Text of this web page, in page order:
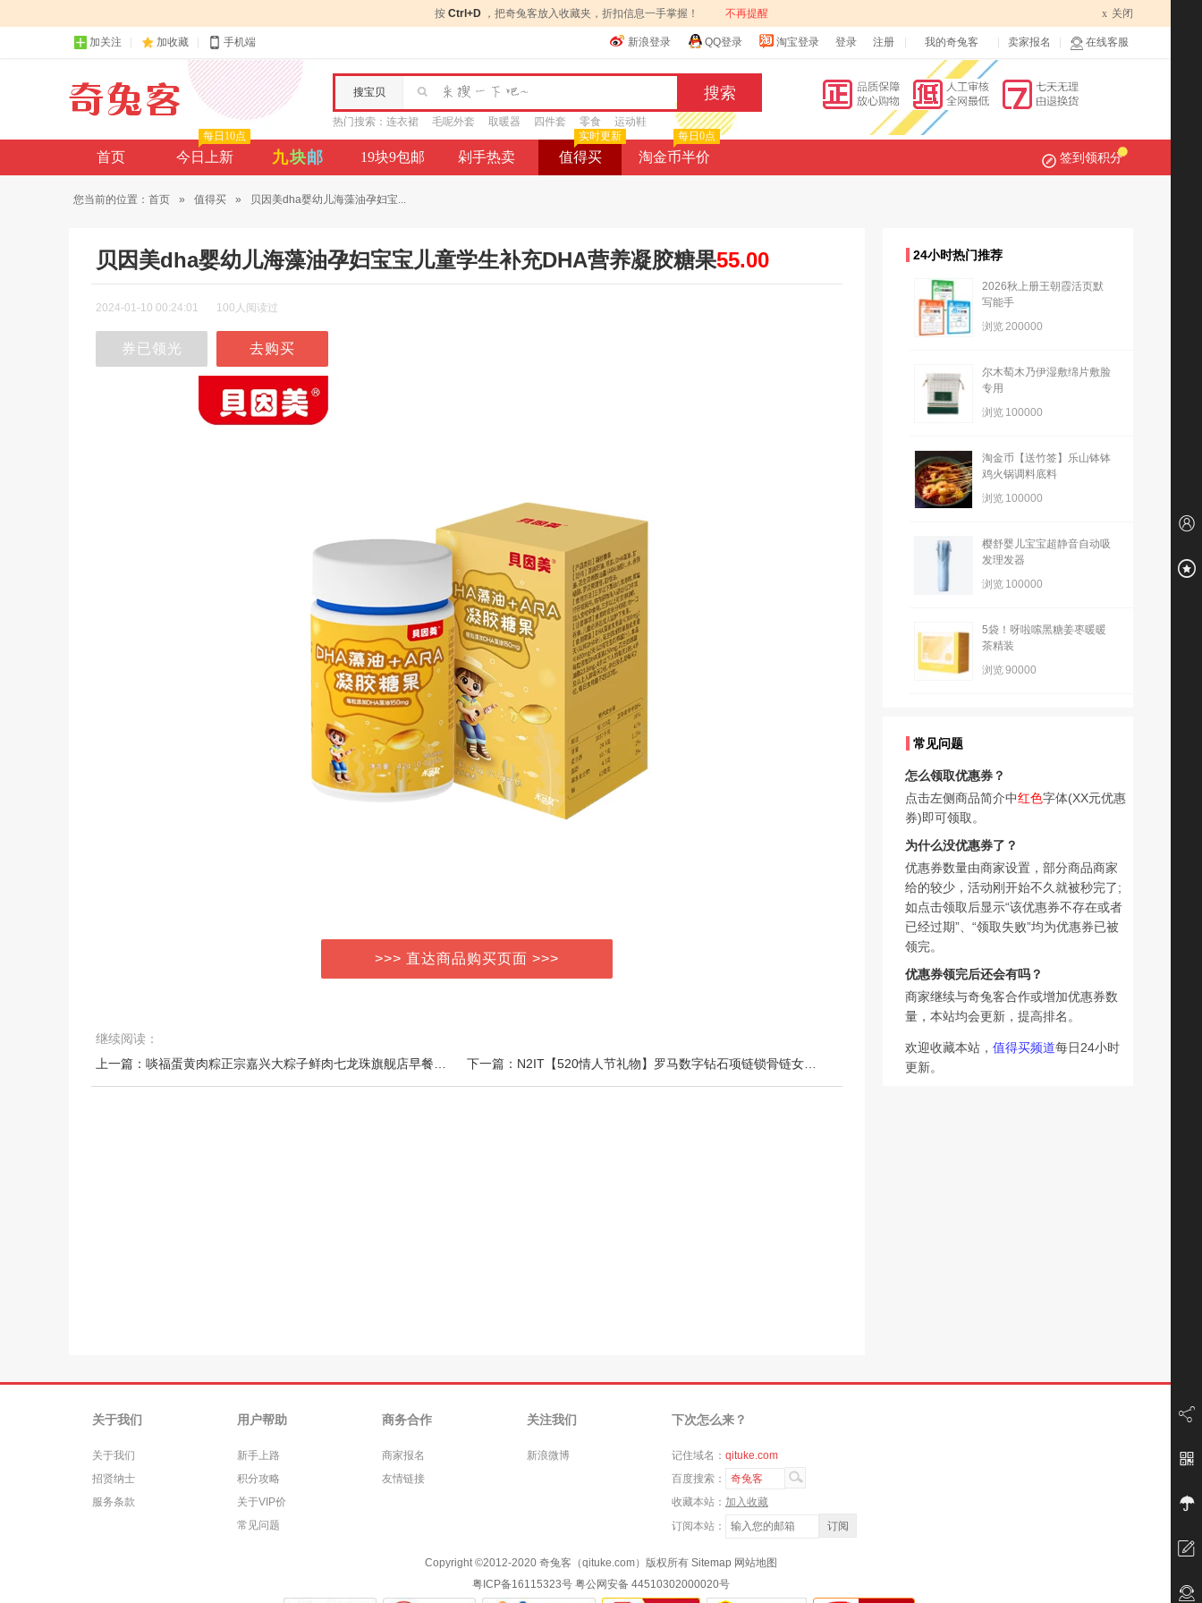
按 Ctrl+D ，把奇兔客放入收藏夹，折扣信息一手掌握！ 不再提醒 x 关闭
加关注 加收藏 手机端 新浪登录 QQ登录 淘宝登录 登录 注册 我的奇兔客 卖家报名 在线客服
搜宝贝
热门搜索： 连衣裙 毛呢外套 取暖器 四件套 零食 运动鞋
首页 今日上新
每日10点
九块邮 19块9包邮 剁手热卖 值得买
实时更新
淘金币半价
每日0点
签到领积分
您当前的位置： 首页 » 值得买 » 贝因美dha婴幼儿海藻油孕妇宝...
贝因美dha婴幼儿海藻油孕妇宝宝儿童学生补充DHA营养凝胶糖果55.00
2024-01-10 00:24:01 100人阅读过
券已领光 去购买
>>> 直达商品购买页面 >>>
继续阅读：
24小时热门推荐
2026秋上册王朝霞活页默
写能手
浏览200000
尔木萄木乃伊湿敷绵片敷脸
专用
浏览 100000
淘金币【送竹签】乐山钵钵
鸡火锅调料底料
浏览 100000
樱舒婴儿宝宝超静音自动吸
发理发器
浏览 100000
5袋！呀啦嗦黑糖姜枣暖暖
茶精装
浏览90000
常见问题
怎么领取优惠券？
点击左侧商品简介中红色字体(XX元优惠
券)即可领取。
为什么没优惠券了？
优惠券数量由商家设置，部分商品商家
给的较少，活动刚开始不久就被秒完了;
如点击领取后显示“该优惠券不存在或者
已经过期”、“领取失败”均为优惠券已被
领完。
优惠券领完后还会有吗？
商家继续与奇兔客合作或增加优惠券数
量，本站均会更新，提高排名。
欢迎收藏本站， 值得买频道每日24小时
更新。
关于我们
关于我们
招贤纳士
服务条款
用户帮助
新手上路
积分攻略
关于VIP价
常见问题
商务合作
商家报名
友情链接
关注我们
新浪微博
下次怎么来？
记住域名： qituke.com
百度搜索：
奇兔客
收藏本站： 加入收藏
订阅本站：
Copyright ©2012-2020 奇兔客（qituke.com）版权所有 Sitemap 网站地图
粤ICP备16115323号 粤公网安备 44510302000020号